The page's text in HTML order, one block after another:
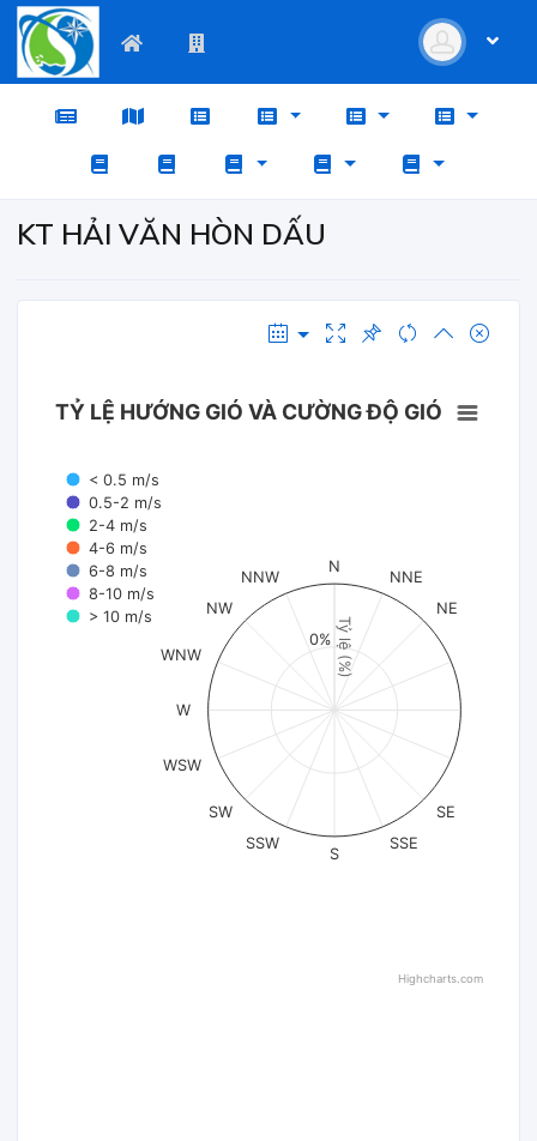
KT HẢI VĂN HÒN DẤU
Tỷ lệ (%)
TỶ LỆ HƯỚNG GIÓ VÀ CƯỜNG ĐỘ GIÓ
< 0.5 m/s
0.5-2 m/s
2-4 m/s
4-6 m/s
6-8 m/s
8-10 m/s
> 10 m/s
N
NNE
NE
SE
SSE
S
SSW
SW
WSW
W
WNW
NW
NNW
0%
Highcharts.com